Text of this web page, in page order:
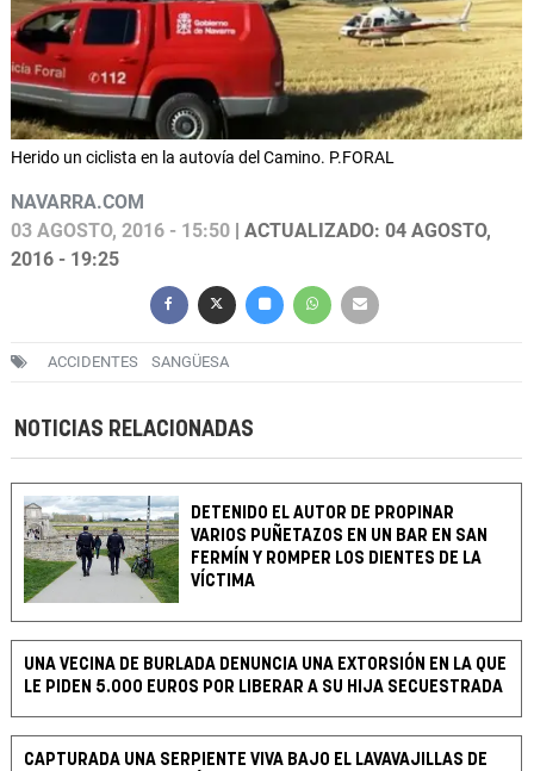
Herido un ciclista en la autovía del Camino. P.FORAL
NAVARRA.COM
03 AGOSTO, 2016 - 15:50 | ACTUALIZADO: 04 AGOSTO,
2016 - 19:25
ACCIDENTES SANGÜESA
NOTICIAS RELACIONADAS
DETENIDO EL AUTOR DE PROPINAR
VARIOS PUÑETAZOS EN UN BAR EN SAN
FERMÍN Y ROMPER LOS DIENTES DE LA
VÍCTIMA
UNA VECINA DE BURLADA DENUNCIA UNA EXTORSIÓN EN LA QUE
LE PIDEN 5.000 EUROS POR LIBERAR A SU HIJA SECUESTRADA
CAPTURADA UNA SERPIENTE VIVA BAJO EL LAVAVAJILLAS DE